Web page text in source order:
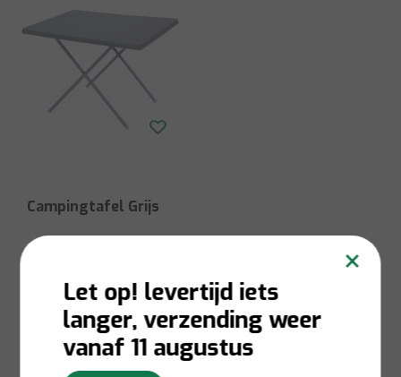
Campingtafel Grijs
Niet op voorraad:
Contacteer ons voor
voorraadbeschikbaarheid
Bekijken
×
Let op! levertijd iets
langer, verzending weer
vanaf 11 augustus